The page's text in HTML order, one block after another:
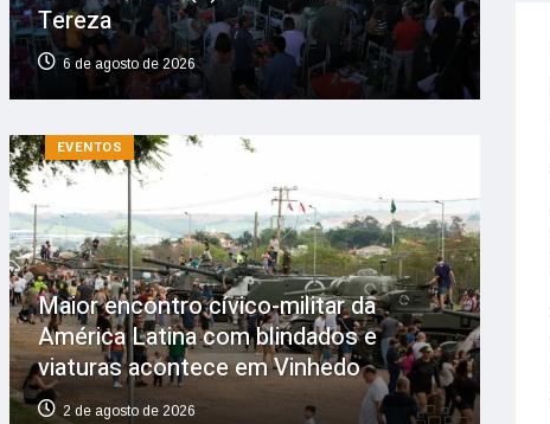
Tereza
6 de agosto de 2026
EVENTOS
Maior encontro cívico-militar da
América Latina com blindados e
viaturas acontece em Vinhedo
2 de agosto de 2026